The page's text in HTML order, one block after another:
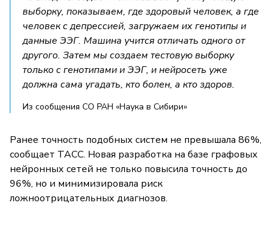
выборку, показываем, где здоровый человек, а где
человек с депрессией, загружаем их генотипы и
данные ЭЭГ. Машина учится отличать одного от
другого. Затем мы создаем тестовую выборку
только с генотипами и ЭЭГ, и нейросеть уже
должна сама угадать, кто болен, а кто здоров.
Из сообщения СО РАН «Наука в Сибири»
Ранее точность подобных систем не превышала 86%,
сообщает ТАСС. Новая разработка на базе графовых
нейронных сетей не только повысила точность до
96%, но и минимизировала риск
ложноотрицательных диагнозов.